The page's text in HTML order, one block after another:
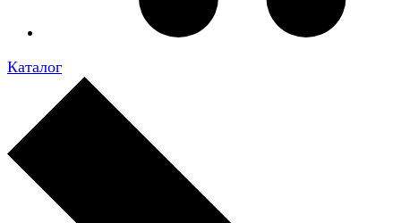
Каталог